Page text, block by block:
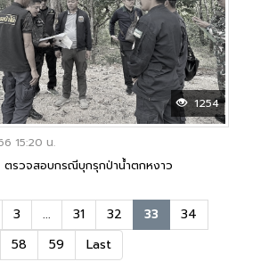
1254
15:20 น.
ตรวจสอบกรณีบุกรุกป่าน้ำตกหงาว
3 ... 31 32 33
34
58 59 Last